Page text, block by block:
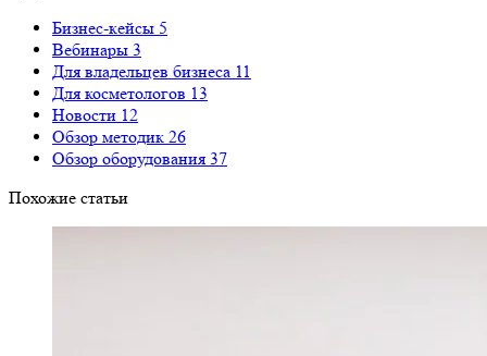
Бизнес-кейсы 5
Вебинары 3
Для владельцев бизнеса 11
Для косметологов 13
Новости 12
Обзор методик 26
Обзор оборудования 37
Похожие статьи